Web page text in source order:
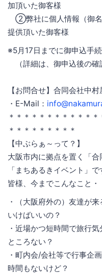
加頂いた御客様
②弊社に個人情報（御名
提供頂いた御客様
※5月17日までに御申込手
（詳細は、御申込後の確
【お問合せ】合同会社中
・E-Mail：
＊＊＊＊＊＊＊＊＊＊＊
＊＊＊＊＊＊＊＊＊
【中ぶらぁ～って？】
大阪市内に拠点を置く「
「まちあるきイベント」で
皆様、今までこんなこと
・（大阪府外の）友達が
いけばいいの？
・近場かつ短時間で旅行
ところない？
・町内会/会社等で行事企
時間もないけど？